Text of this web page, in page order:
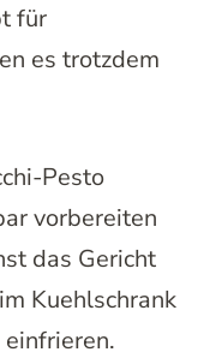
für
es trotzdem
Pesto
vorbereiten
das Gericht
Kuehlschrank